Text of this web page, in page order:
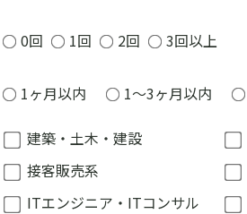
0回 1回 2回 3回以上
1ヶ月以内 1～3ヶ月以内
建築・土木・建設
接客販売系
ITエンジニア・ITコンサル